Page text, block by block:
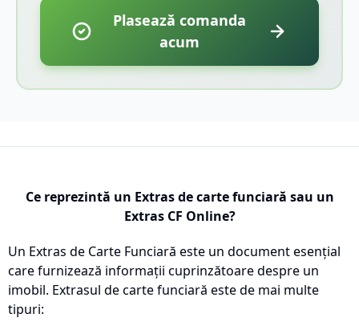
Plasează comanda
acum
Ce reprezintă un Extras de carte funciară sau un
Extras CF Online?
Un Extras de Carte Funciară este un document esențial
care furnizează informații cuprinzătoare despre un
imobil. Extrasul de carte funciară este de mai multe
tipuri: